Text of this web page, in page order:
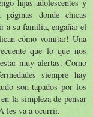
hijas adolescentes y
donde chicas
a su familia, engañar el
cómo vomitar! Una
que lo que nos
muy alertas. Como
siempre hay
son tapados por los
la simpleza de pensar
les va a ocurrir.